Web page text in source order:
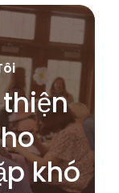
khó